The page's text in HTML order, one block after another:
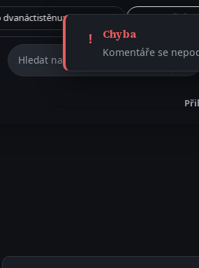
Tajemství římského dvanáctistěnu: Rituální artefakt, nebo ničivá munice? 31.7. 2026ČLÁNEK
Hledat na webu
! Chyba
Komentáře se